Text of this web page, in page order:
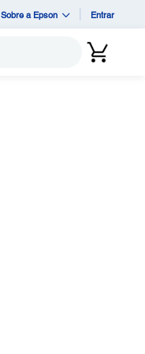
Sobre a Epson Entrar